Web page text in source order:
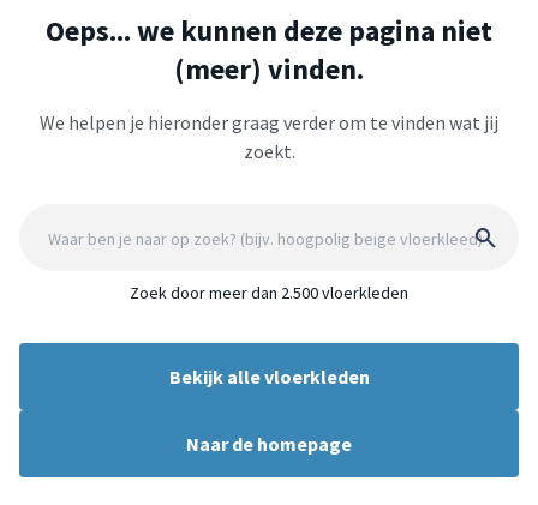
Oeps... we kunnen deze pagina niet
(meer) vinden.
We helpen je hieronder graag verder om te vinden wat jij
zoekt.
Zoek door meer dan 2.500 vloerkleden
Bekijk alle vloerkleden
Naar de homepage